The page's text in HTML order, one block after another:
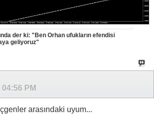
der ki: "Ben Orhan ufukların efendisi
geliyoruz"
04:56 PM
arasındaki uyum...